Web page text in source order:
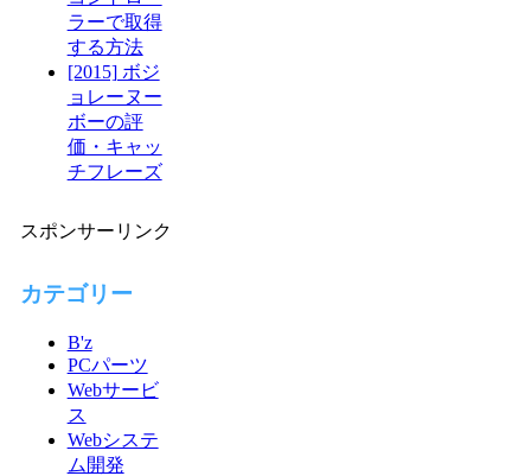
ラーで取得
する方法
[2015] ボジ
ョレーヌー
ボーの評
価・キャッ
チフレーズ
スポンサーリンク
カテゴリー
B'z
PCパーツ
Webサービ
ス
Webシステ
ム開発